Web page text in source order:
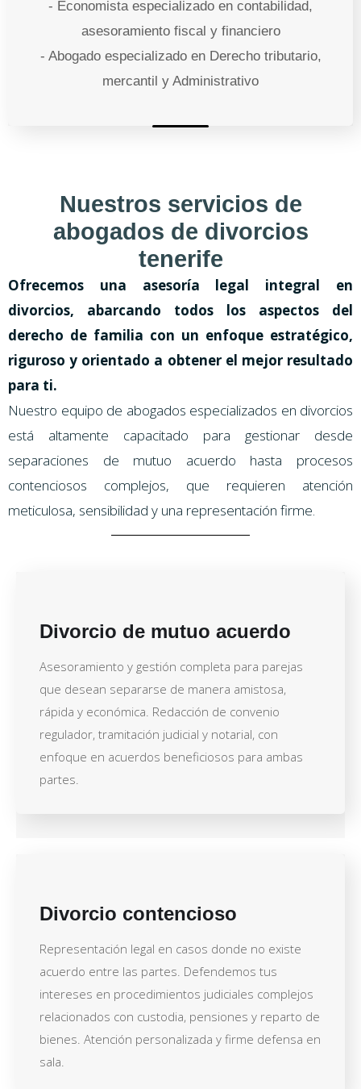
- Economista especializado en contabilidad,
asesoramiento fiscal y financiero
- Abogado especializado en Derecho tributario,
mercantil y Administrativo
Nuestros servicios de
abogados de divorcios
tenerife
Ofrecemos una asesoría legal integral en
divorcios, abarcando todos los aspectos del
derecho de familia con un enfoque estratégico,
riguroso y orientado a obtener el mejor resultado
para ti.
Nuestro equipo de abogados especializados en divorcios
está altamente capacitado para gestionar desde
separaciones de mutuo acuerdo hasta procesos
contenciosos complejos, que requieren atención
meticulosa, sensibilidad y una representación firme.
Divorcio de mutuo acuerdo
Asesoramiento y gestión completa para parejas
que desean separarse de manera amistosa,
rápida y económica. Redacción de convenio
regulador, tramitación judicial y notarial, con
enfoque en acuerdos beneficiosos para ambas
partes.
Divorcio contencioso
Representación legal en casos donde no existe
acuerdo entre las partes. Defendemos tus
intereses en procedimientos judiciales complejos
relacionados con custodia, pensiones y reparto de
bienes. Atención personalizada y firme defensa en
sala.